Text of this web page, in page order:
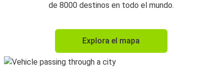
de 8000 destinos en todo el mundo.
Explora el mapa